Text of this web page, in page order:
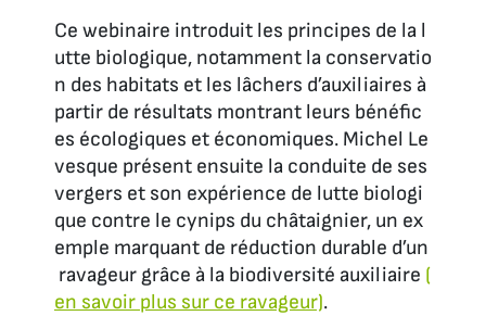
Ce webinaire introduit les principes de la l
utte biologique, notamment la conservatio
n des habitats et les lâchers d’auxiliaires à
partir de résultats montrant leurs bénéfic
es écologiques et économiques. Michel Le
vesque présent ensuite la conduite de ses
vergers et son expérience de lutte biologi
que contre le cynips du châtaignier, un ex
emple marquant de réduction durable d’un
ravageur grâce à la biodiversité auxiliaire (
en savoir plus sur ce ravageur).